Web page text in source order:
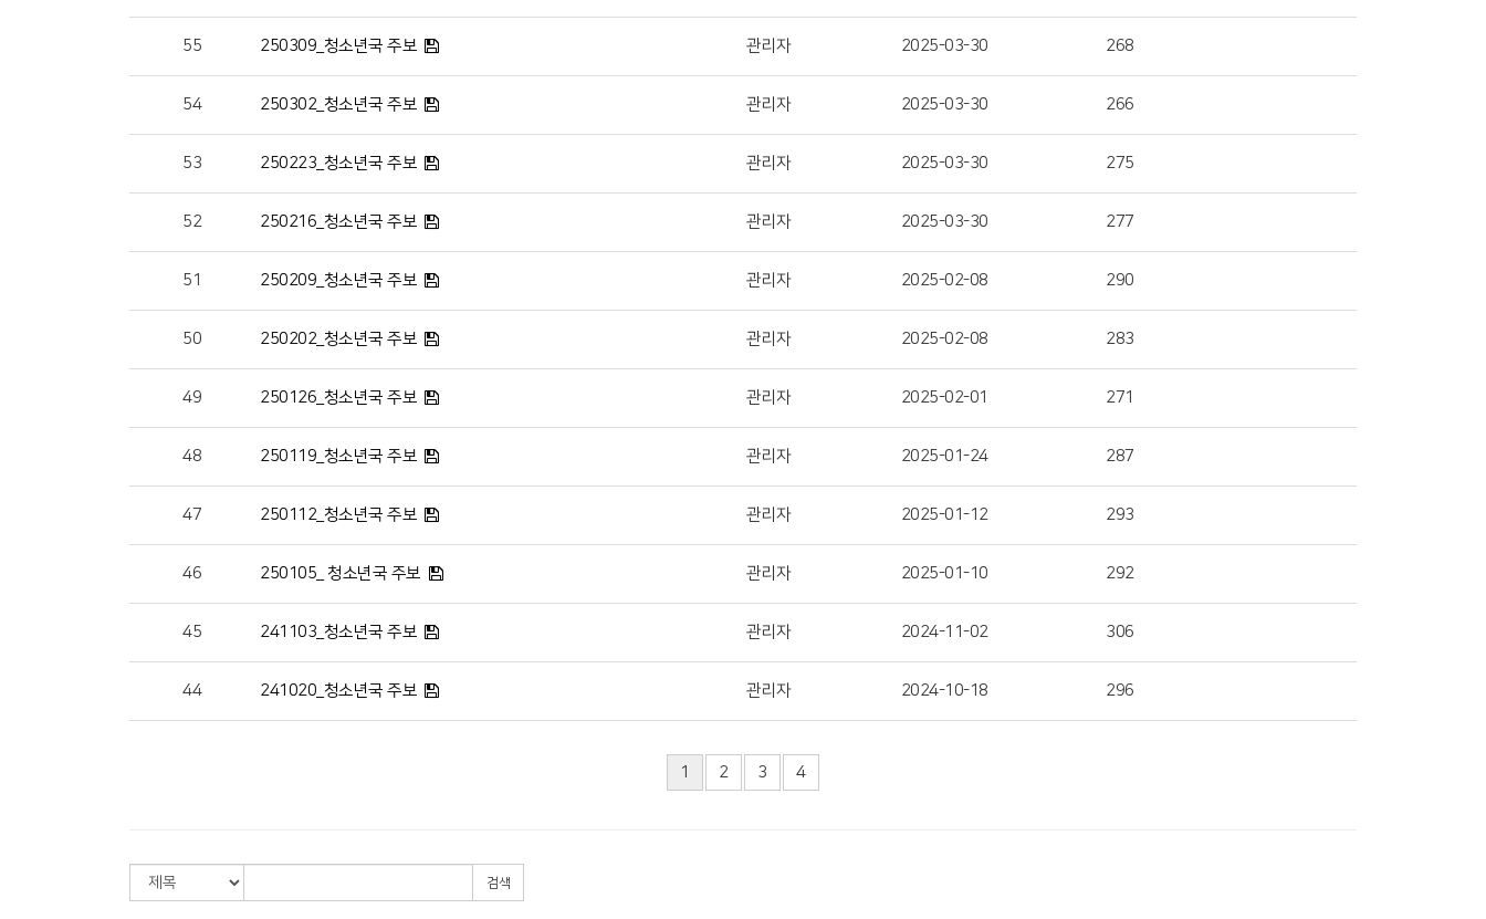
55 250309_청소년국 주보 관리자 2025-03-30 268
54 250302_청소년국 주보 관리자 2025-03-30 266
53 250223_청소년국 주보 관리자 2025-03-30 275
52 250216_청소년국 주보 관리자 2025-03-30 277
51 250209_청소년국 주보 관리자 2025-02-08 290
50 250202_청소년국 주보 관리자 2025-02-08 283
49 250126_청소년국 주보 관리자 2025-02-01 271
48 250119_청소년국 주보 관리자 2025-01-24 287
47 250112_청소년국 주보 관리자 2025-01-12 293
46 250105_ 청소년국 주보 관리자 2025-01-10 292
45 241103_청소년국 주보 관리자 2024-11-02 306
44 241020_청소년국 주보 관리자 2024-10-18 296
1 2 3 4
검색